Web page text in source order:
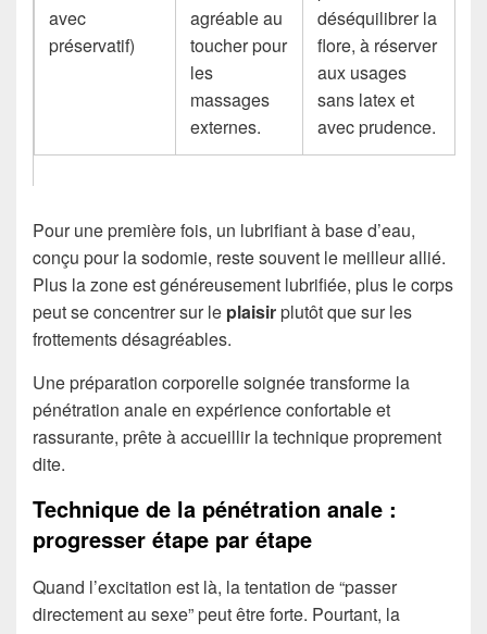
avec
préservatif)
agréable au
toucher pour
les
massages
externes.
déséquilibrer la
flore, à réserver
aux usages
sans latex et
avec prudence.
Pour une première fois, un lubrifiant à base d’eau,
conçu pour la sodomie, reste souvent le meilleur allié.
Plus la zone est généreusement lubrifiée, plus le corps
peut se concentrer sur le plaisirplutôt que sur les
frottements désagréables.
Une préparation corporelle soignée transforme la
pénétration anale en expérience confortable et
rassurante, prête à accueillir la technique proprement
dite.
Technique de la pénétration anale :
progresser étape par étape
Quand l’excitation est là, la tentation de “passer
directement au sexe” peut être forte. Pourtant, la